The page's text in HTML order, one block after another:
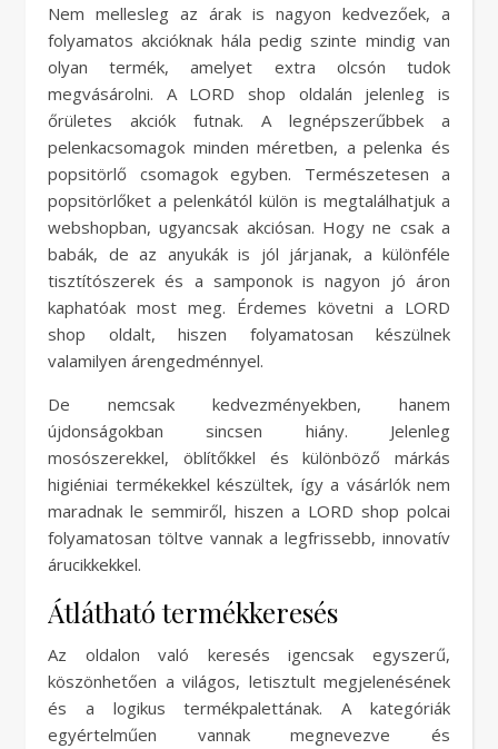
Nem mellesleg az árak is nagyon kedvezőek, a
folyamatos akcióknak hála pedig szinte mindig van
olyan termék, amelyet extra olcsón tudok
megvásárolni. A LORD shop oldalán jelenleg is
őrületes akciók futnak. A legnépszerűbbek a
pelenkacsomagok minden méretben, a pelenka és
popsitörlő csomagok egyben. Természetesen a
popsitörlőket a pelenkától külön is megtalálhatjuk a
webshopban, ugyancsak akciósan. Hogy ne csak a
babák, de az anyukák is jól járjanak, a különféle
tisztítószerek és a samponok is nagyon jó áron
kaphatóak most meg. Érdemes követni a LORD
shop oldalt, hiszen folyamatosan készülnek
valamilyen árengedménnyel.
De nemcsak kedvezményekben, hanem
újdonságokban sincsen hiány. Jelenleg
mosószerekkel, öblítőkkel és különböző márkás
higiéniai termékekkel készültek, így a vásárlók nem
maradnak le semmiről, hiszen a LORD shop polcai
folyamatosan töltve vannak a legfrissebb, innovatív
árucikkekkel.
Átlátható termékkeresés
Az oldalon való keresés igencsak egyszerű,
köszönhetően a világos, letisztult megjelenésének
és a logikus termékpalettának. A kategóriák
egyértelműen vannak megnevezve és